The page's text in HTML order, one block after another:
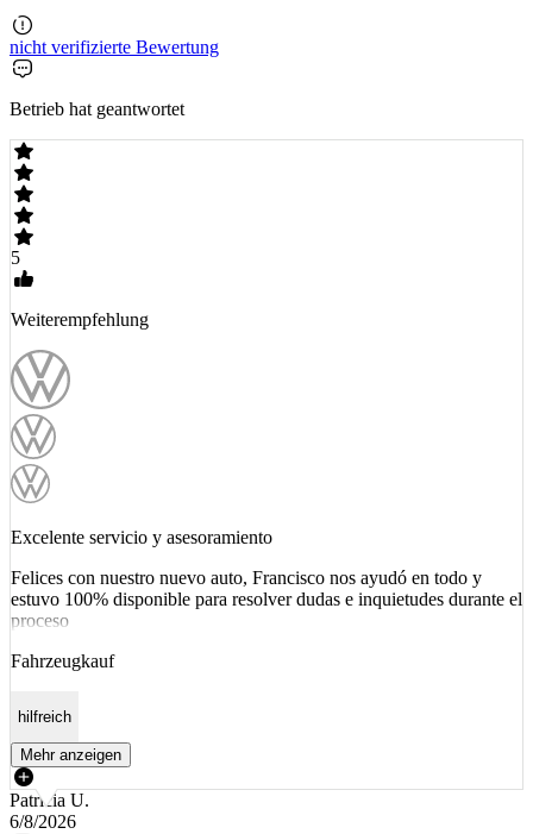
nicht verifizierte Bewertung
Betrieb hat geantwortet
5
Weiterempfehlung
Excelente servicio y asesoramiento
Felices con nuestro nuevo auto, Francisco nos ayudó en todo y
estuvo 100% disponible para resolver dudas e inquietudes durante el
proceso
Fahrzeugkauf
hilfreich
Mehr anzeigen
Patricia U.
6/8/2026